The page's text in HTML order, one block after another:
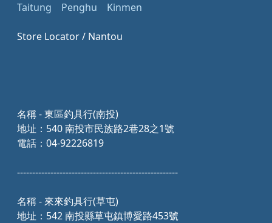
Taitung
Penghu Kinmen
Store Locator / Nantou
名稱 - 東區釣具行(南投)
地址：540 南投市民族路2巷28之1號
電話：04-92226819
-----------------------------------------------------
名稱 - 來來釣具行(草屯)
地址：542 南投縣草屯鎮博愛路453號